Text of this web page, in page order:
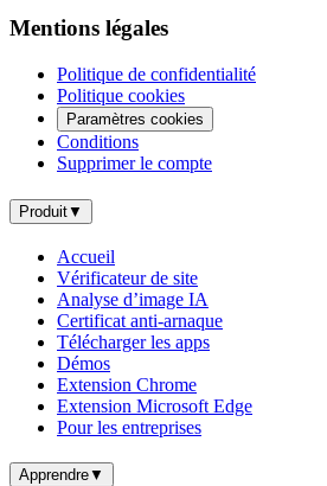
Mentions légales
Politique de confidentialité
Politique cookies
Paramètres cookies
Conditions
Supprimer le compte
Produit▼
Accueil
Vérificateur de site
Analyse d’image IA
Certificat anti-arnaque
Télécharger les apps
Démos
Extension Chrome
Extension Microsoft Edge
Pour les entreprises
Apprendre▼